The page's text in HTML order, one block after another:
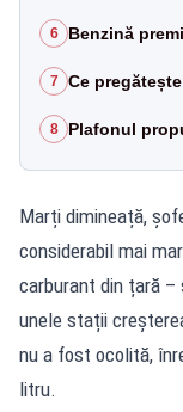
6 Benzină
7 Ce
8 Plafonul
Marți dimineață,
considerabil mai
carburant din țară –
unele stații
nu a fost ocolită,
litru.